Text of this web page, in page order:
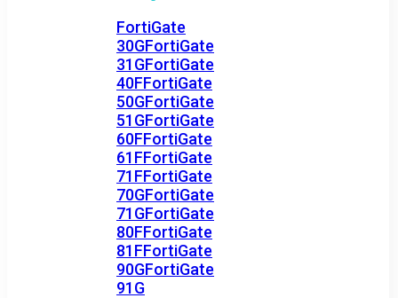
FortiGate
30GFortiGate
31GFortiGate
40FFortiGate
50GFortiGate
51GFortiGate
60FFortiGate
61FFortiGate
71FFortiGate
70GFortiGate
71GFortiGate
80FFortiGate
81FFortiGate
90GFortiGate
91G